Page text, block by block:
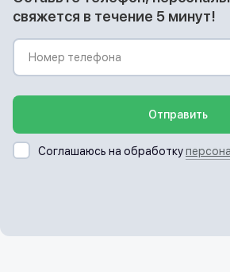
свяжется в течение 5 минут!
Отправить
Соглашаюсь на обработку